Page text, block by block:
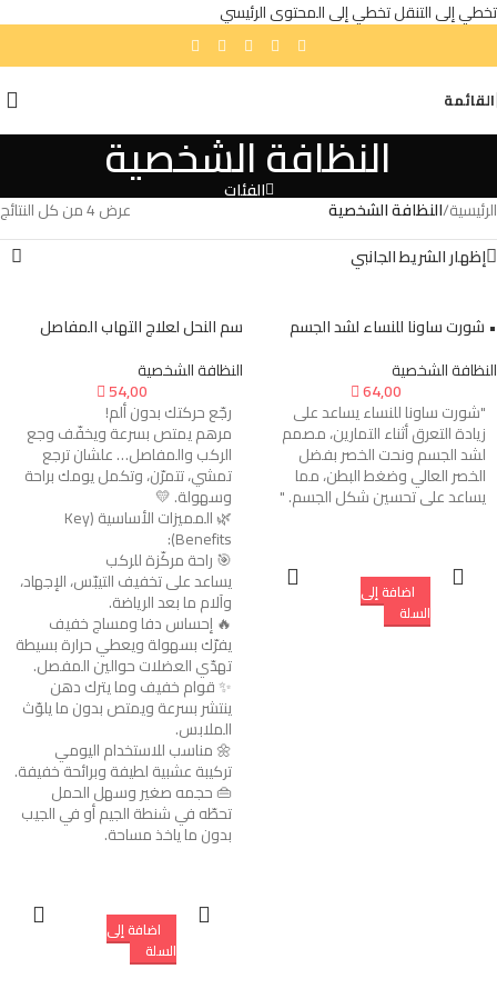
تخطي إلى التنقلتخطي إلى المحتوى الرئيسي
القائمة
النظافة الشخصية
الفئات
الرئيسية/النظافة الشخصية
عرض ⁦4⁩ من كل النتائج
إظهار الشريط الجانبي
• شورت ساونا للنساء لشد الجسم
النظافة الشخصية
64,00
"شورت ساونا للنساء يساعد على
زيادة التعرق أثناء التمارين، مصمم
لشد الجسم ونحت الخصر بفضل
الخصر العالي وضغط البطن، مما
يساعد على تحسين شكل الجسم. "
إضافة إلى
السلة
سم النحل لعلاج التهاب المفاصل
النظافة الشخصية
54,00
رجّع حركتك بدون ألم!
مرهم يمتص بسرعة ويخفّف وجع
الركب والمفاصل… علشان ترجع
تمشي، تتمرّن، وتكمل يومك براحة
وسهولة. 💛
🌿 المميزات الأساسية (Key
Benefits):
🎯 راحة مركّزة للركب
يساعد على تخفيف التيبّس، الإجهاد،
وآلام ما بعد الرياضة.
🔥 إحساس دفا ومساج خفيف
يفرّك بسهولة ويعطي حرارة بسيطة
تهدّي العضلات حوالين المفصل.
✨ قوام خفيف وما يترك دهن
ينتشر بسرعة ويمتص بدون ما يلوّث
الملابس.
🌼 مناسب للاستخدام اليومي
تركيبة عشبية لطيفة وبرائحة خفيفة.
👜 حجمه صغير وسهل الحمل
تحطّه في شنطة الجيم أو في الجيب
بدون ما ياخذ مساحة.
إضافة إلى
السلة